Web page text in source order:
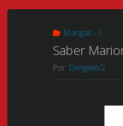
Mangas - S
Saber
Por DengekiV2